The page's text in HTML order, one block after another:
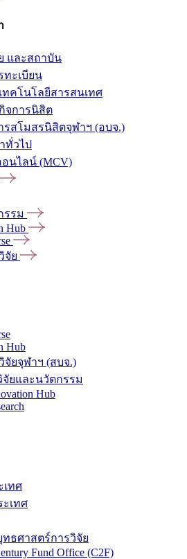
และสถาบัน
ทะเบียน
ทคโนโลยีสารสนเทศ
จการนิสิต
รสโมสรนิสิตจุฬาฯ (อบจ.)
ทั่วไป
นไลน์ (MCV)
รรม
Hub
จัย
Hub
จัยจุฬาฯ (สบจ.)
ยและนวัตกรรม
Hub
เทศ
เทศ
ธศาสตร์การวิจัย
Fund Office (C2F)